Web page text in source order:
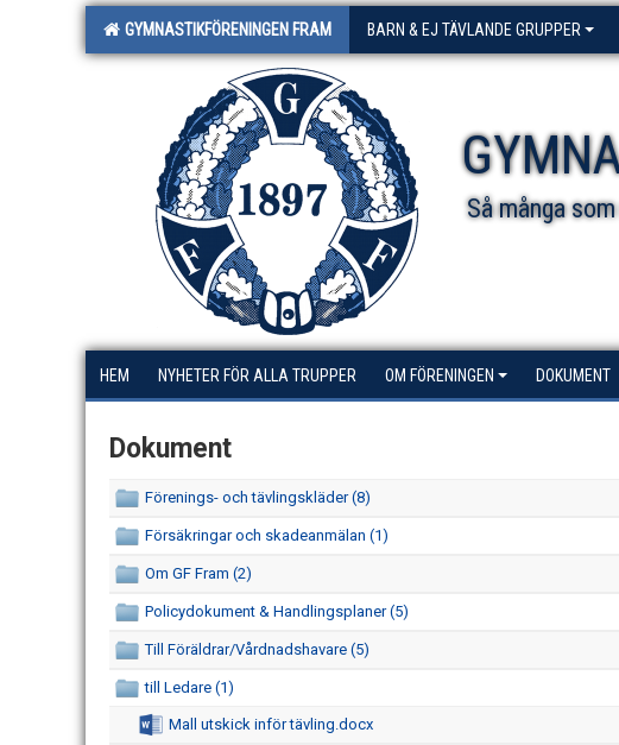
GYMNASTIKFÖRENINGEN FRAM BARN & EJ TÄVLANDE GRUPPER
Så många
HEM NYHETER FÖR ALLA TRUPPER OM FÖRENINGEN DOKUMENT
Dokument
Förenings- och tävlingskläder (8)
Försäkringar och skadeanmälan (1)
Om GF Fram (2)
Policydokument & Handlingsplaner (5)
Till Föräldrar/Vårdnadshavare (5)
till Ledare (1)
Mall utskick inför tävling.docx